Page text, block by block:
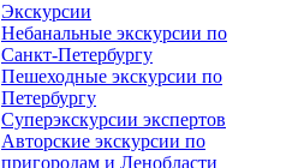
Экскурсии
Небанальные экскурсии по
Санкт-Петербургу
Пешеходные экскурсии по
Петербургу
Суперэкскурсии экспертов
Авторские экскурсии по
пригородам и Ленобласти